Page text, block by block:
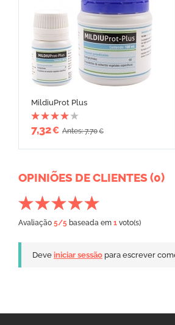
MildiuProt Plus
7,32€ Antes: 7,70€
OPINIÕES DE CLIENTES (0)
Avaliação 5/5 baseada em 1 voto(s)
Deve iniciar sessão para escrever